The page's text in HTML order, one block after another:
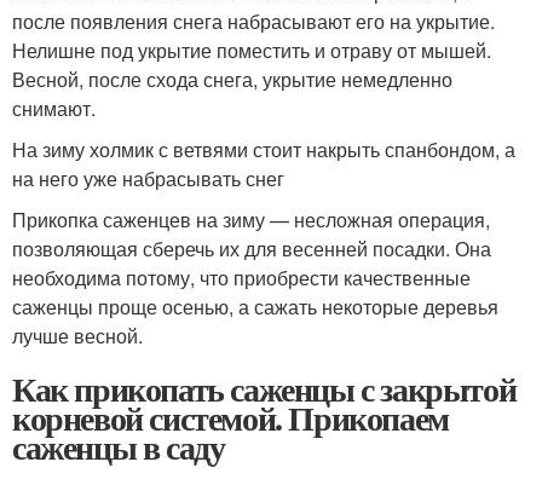
после появления снега набрасывают его на укрытие.
Нелишне под укрытие поместить и отраву от мышей.
Весной, после схода снега, укрытие немедленно
снимают.
На зиму холмик с ветвями стоит накрыть спанбондом, а
на него уже набрасывать снег
Прикопка саженцев на зиму — несложная операция,
позволяющая сберечь их для весенней посадки. Она
необходима потому, что приобрести качественные
саженцы проще осенью, а сажать некоторые деревья
лучше весной.
Как прикопать саженцы с закрытой
корневой системой. Прикопаем
саженцы в саду